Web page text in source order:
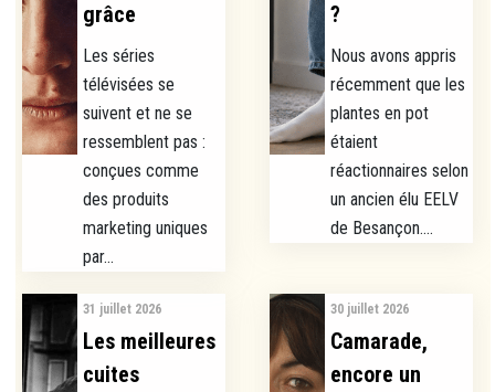
grâce
Les séries
télévisées se
suivent et ne se
ressemblent pas :
conçues comme
des produits
marketing uniques
par...
?
Nous avons appris
récemment que les
plantes en pot
étaient
réactionnaires selon
un ancien élu EELV
de Besançon....
31 juillet 2026
Les meilleures
cuites
30 juillet 2026
Camarade,
encore un